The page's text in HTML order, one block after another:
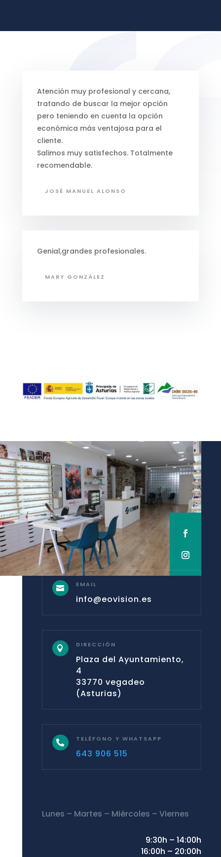
Atención muy profesional y cercana,
tratando de buscar la mejor opción
pero teniendo en cuenta la opción
económica más ventajosa para el
cliente.
Salimos muy satisfechos. Totalmente
recomendable.
JOSÉ MANUEL ALONSO
Genial,grandes profesionales.
MARY GONZÁLEZ
 EMAIL
info@eovision.es
 DIRECCIÓN
Plaza del Ayuntamiento,
4
33770 vegadeo
(Asturias)
 TELÉFONO Y WHATSAPP
643 906 515
Lunes – Martes – Miércoles – Viernes
9:30h – 14:00h
16:00h – 20:00h